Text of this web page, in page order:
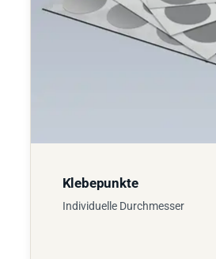
Klebepunkte
Individuelle Durchmesser